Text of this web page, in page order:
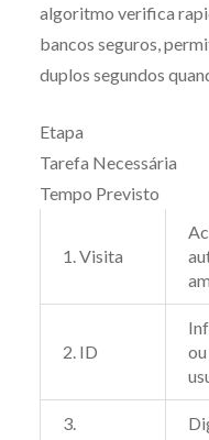
algoritmo verifica
bancos seguros,
duplos segundos
Etapa
Tarefa Necessária
Tempo Previsto
1. Visita
2. ID
3.